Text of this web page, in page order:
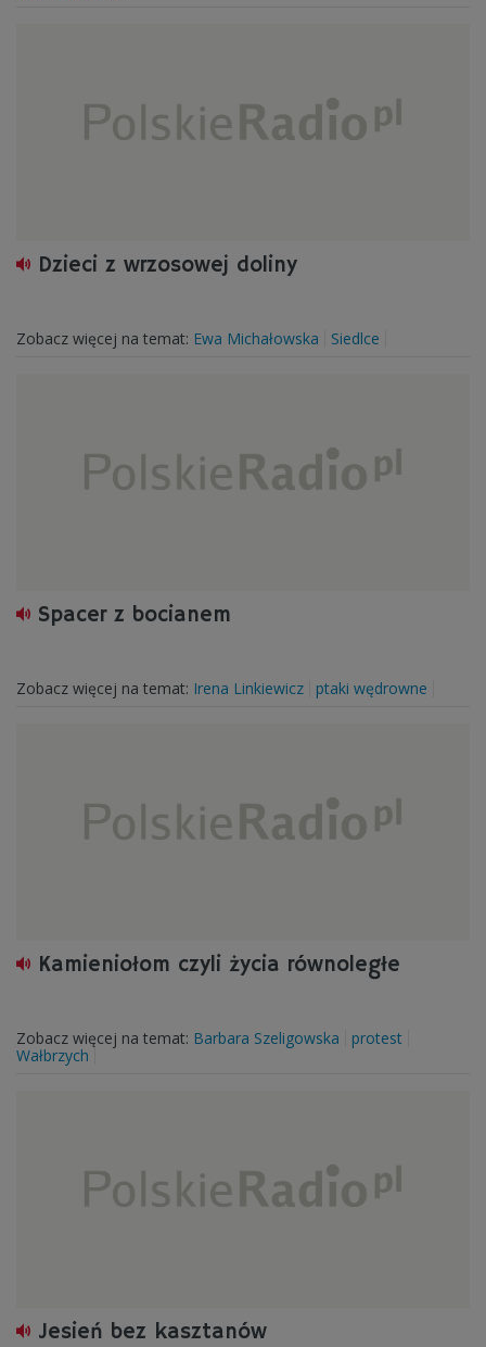
Dzieci z wrzosowej doliny
Zobacz więcej na temat: Ewa Michałowska Siedlce
Spacer z bocianem
Zobacz więcej na temat: Irena Linkiewicz ptaki wędrowne
Kamieniołom czyli życia równoległe
Zobacz więcej na temat: Barbara Szeligowska
protest
Wałbrzych
Jesień bez kasztanów